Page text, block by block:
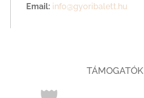
Email: info@gyoribalett.hu
TÁMOGATÓK